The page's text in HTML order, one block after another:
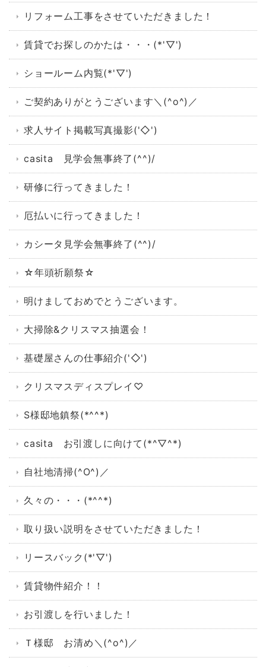
リフォーム工事をさせていただきました！
賃貸でお探しのかたは・・・(*'▽')
ショールーム内覧(*'▽')
ご契約ありがとうございます＼(^o^)／
求人サイト掲載写真撮影('◇')ゞ
casita 見学会無事終了(^^)/
研修に行ってきました！
厄払いに行ってきました！
カシータ見学会無事終了(^^)/
☆年頭祈願祭☆
明けましておめでとうございます。
大掃除&クリスマス抽選会！
基礎屋さんの仕事紹介('◇')ゞ
クリスマスディスプレイ♡
S様邸地鎮祭(*^^*)
casita お引渡しに向けて(*^▽^*)
自社地清掃(^O^)／
久々の・・・(*^^*)
取り扱い説明をさせていただきました！
リースバック(*'▽')
賃貸物件紹介！！
お引渡しを行いました！
Ｔ様邸 お清め＼(^o^)／